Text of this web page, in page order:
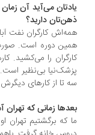
می‌آید آن زمان چه
دارید؟
کارگران نفت آبادان
دوره است. صورت‌های
را می‌کشید. کارهای
بی‌نظیر است. چند تا
تا از کارهای دیگرش را.
زمانی که تهران آمدید
که برگشتیم تهران او هنوز